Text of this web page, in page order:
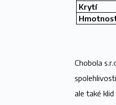
Krytí
Chobola
ale také